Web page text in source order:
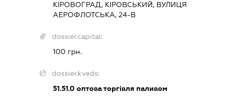
КІРОВОГРАД, КІРОВСЬКИЙ, ВУЛИЦЯ
АЕРОФЛОТСЬКА, 24-В
dossier.capital:
100 грн.
dossier.kveds:
51.51.0 оптова торгівля паливом